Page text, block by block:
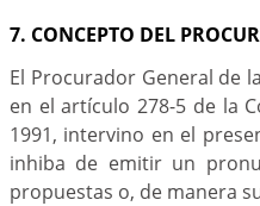
7. CONCEPTO DEL
El Procurador General de
en el artículo 278-5 de la
1991, intervino en el
inhiba de emitir un
propuestas o, de manera